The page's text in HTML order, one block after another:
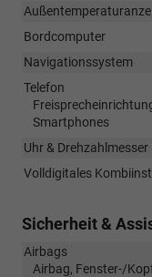
Bordcomputer
Navigationssystem
Telefon
Smartphones
Uhr & Drehzahlmesser
Volldigitales
Sicherheit &
Airbags
Airbag, Fenster-/